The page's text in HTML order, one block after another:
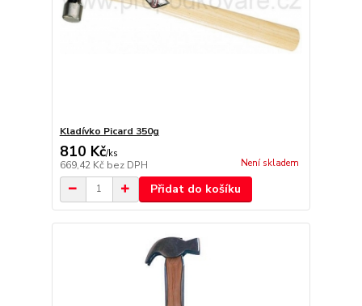
Kladívko Picard 350g
810 Kč/ks
669,42 Kč bez DPH Není skladem
Přidat do košíku